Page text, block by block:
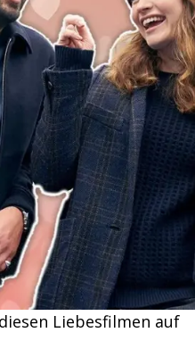
Liebesfilmen auf